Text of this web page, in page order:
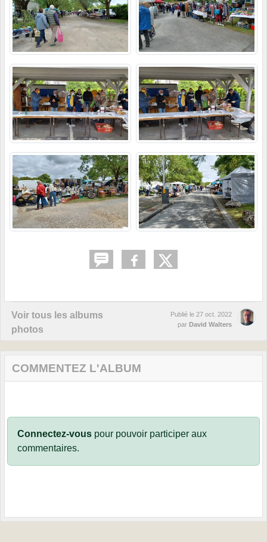
Voir tous les albums
photos
Publié le 27 oct. 2022
par David Walters
COMMENTEZ L'ALBUM
Connectez-vous pour pouvoir participer aux
commentaires.